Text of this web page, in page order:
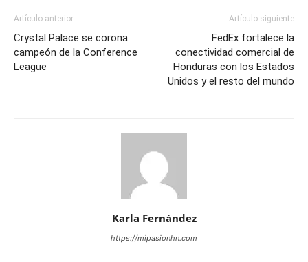
Artículo anterior
Crystal Palace se corona
campeón de la Conference
League
Artículo siguiente
FedEx fortalece la
conectividad comercial de
Honduras con los Estados
Unidos y el resto del mundo
Karla Fernández
https://mipasionhn.com